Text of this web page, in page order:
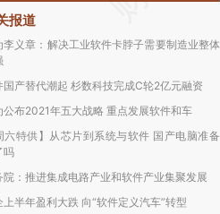
报道
李义章：解决工业软件卡脖子需要制造业整体
国产替代潮起 杉数科技完成C轮2亿元融资
公布2021年五大战略 重点发展软件和车
六特供】从芯片到系统与软件 国产电脑准备
吗
院：推进集成电路产业和软件产业集聚发展
上半年盈利大跌 向“软件定义汽车”转型